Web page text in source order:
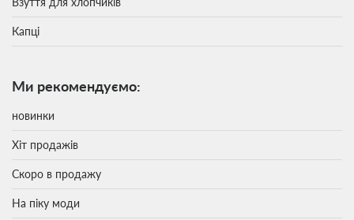
Капці
Ми рекомендуємо:
новинки
Хіт продажів
Скоро в продажу
На піку моди